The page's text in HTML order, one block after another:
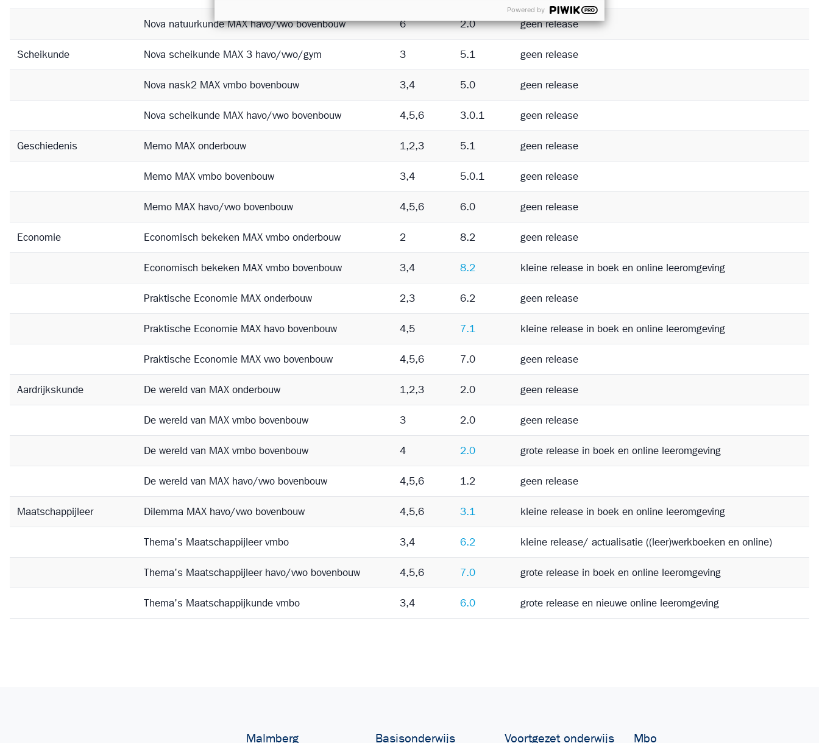
Nova natuurkunde MAX havo/vwo bovenbouw 6 2.0 geen release
Scheikunde Nova scheikunde MAX 3 havo/vwo/gym 3 5.1 geen release
Nova nask2 MAX vmbo bovenbouw 3,4 5.0 geen release
Nova scheikunde MAX havo/vwo bovenbouw 4,5,6 3.0.1 geen release
Geschiedenis Memo MAX onderbouw 1,2,3 5.1 geen release
Memo MAX vmbo bovenbouw 3,4 5.0.1 geen release
Memo MAX havo/vwo bovenbouw 4,5,6 6.0 geen release
Economie Economisch bekeken MAX vmbo onderbouw 2 8.2 geen release
Economisch bekeken MAX vmbo bovenbouw 3,4 8.2 kleine release in boek en online leeromgeving
Praktische Economie MAX onderbouw 2,3 6.2 geen release
Praktische Economie MAX havo bovenbouw 4,5 7.1 kleine release in boek en online leeromgeving
Praktische Economie MAX vwo bovenbouw 4,5,6 7.0 geen release
Aardrijkskunde De wereld van MAX onderbouw 1,2,3 2.0 geen release
De wereld van MAX vmbo bovenbouw 3 2.0 geen release
De wereld van MAX vmbo bovenbouw 4 2.0 grote release in boek en online leeromgeving
De wereld van MAX havo/vwo bovenbouw 4,5,6 1.2 geen release
Maatschappijleer Dilemma MAX havo/vwo bovenbouw 4,5,6 3.1 kleine release in boek en online leeromgeving
Thema's Maatschappijleer vmbo 3,4 6.2 kleine release/ actualisatie ((leer)werkboeken en online)
Thema's Maatschappijleer havo/vwo bovenbouw 4,5,6 7.0 grote release in boek en online leeromgeving
Thema's Maatschappijkunde vmbo 3,4 6.0 grote release en nieuwe online leeromgeving
Malmberg Basisonderwijs Voortgezet onderwijs Mbo
Powered by